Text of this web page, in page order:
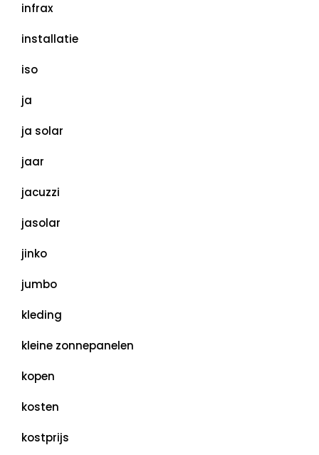
infrax
installatie
iso
ja
ja solar
jaar
jacuzzi
jasolar
jinko
jumbo
kleding
kleine zonnepanelen
kopen
kosten
kostprijs